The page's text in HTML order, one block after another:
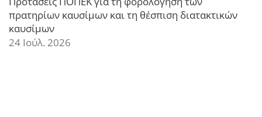
πρατηρίων καυσίμων και τη θέσπιση διατακτικών
καυσίμων
24 Ιούλ. 2026